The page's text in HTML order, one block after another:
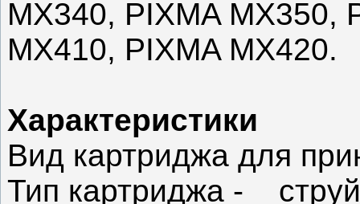
MX340, PIXMA MX350,
MX410, PIXMA MX420.
Характеристики
Вид картриджа для
Тип картриджа -